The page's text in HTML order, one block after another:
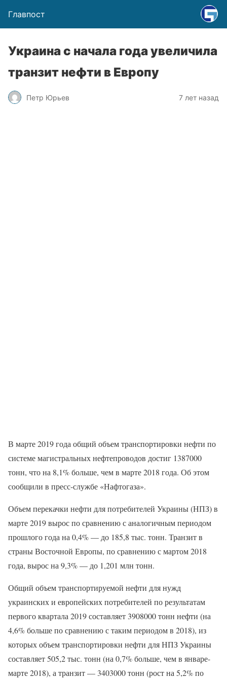
Главпост
Украина с начала года увеличила
транзит нефти в Европу
Петр Юрьев 7 лет назад
В марте 2019 года общий объем транспортировки нефти по
системе магистральных нефтепроводов достиг 1387000
тонн, что на 8,1% больше, чем в марте 2018 года. Об этом
сообщили в пресс-службе «Нафтогаза».
Объем перекачки нефти для потребителей Украины (НПЗ) в
марте 2019 вырос по сравнению с аналогичным периодом
прошлого года на 0,4% — до 185,8 тыс. тонн. Транзит в
страны Восточной Европы, по сравнению с мартом 2018
года, вырос на 9,3% — до 1,201 млн тонн.
Общий объем транспортируемой нефти для нужд
украинских и европейских потребителей по результатам
первого квартала 2019 составляет 3908000 тонн нефти (на
4,6% больше по сравнению с таким периодом в 2018), из
которых объем транспортировки нефти для НПЗ Украины
составляет 505,2 тыс. тонн (на 0,7% больше, чем в январе-
марте 2018), а транзит — 3403000 тонн (рост на 5,2% по